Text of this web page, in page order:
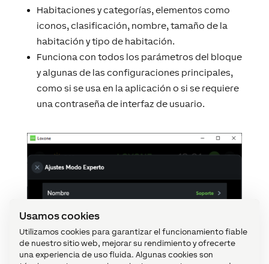
Usamos cookies
Utilizamos cookies para garantizar el funcionamiento fiable
de nuestro sitio web, mejorar su rendimiento y ofrecerte
una experiencia de uso fluida. Algunas cookies son
Habitaciones y categorías, elementos como
iconos, clasificación, nombre, tamaño de la
habitación y tipo de habitación.
Funciona con todos los parámetros del bloque
y algunas de las configuraciones principales,
como si se usa en la aplicación o si se requiere
una contraseña de interfaz de usuario.